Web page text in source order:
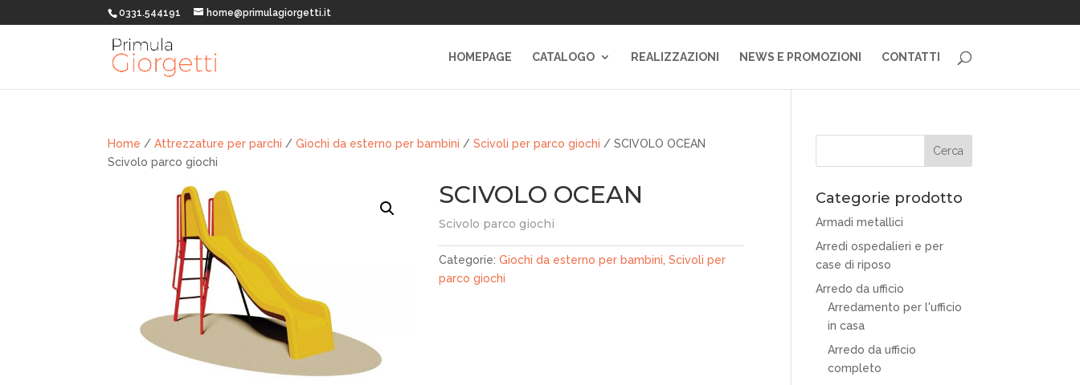
0331.544191 home@primulagiorgetti.it
HOMEPAGE CATALOGO REALIZZAZIONI NEWS E PROMOZIONI CONTATTI
Home /Attrezzature per parchi /Giochi da esterno per bambini /Scivoli per parco giochi / SCIVOLO OCEAN
Scivolo parco giochi
SCIVOLO OCEAN
Scivolo parco giochi
Categorie:Giochi da esterno per bambini ,Scivoli per
parco giochi
Categorie prodotto
Armadi metallici
Arredi ospedalieri e per
case di riposo
Arredo da ufficio
Arredamento per l'ufficio
in casa
Arredo da ufficio
completo